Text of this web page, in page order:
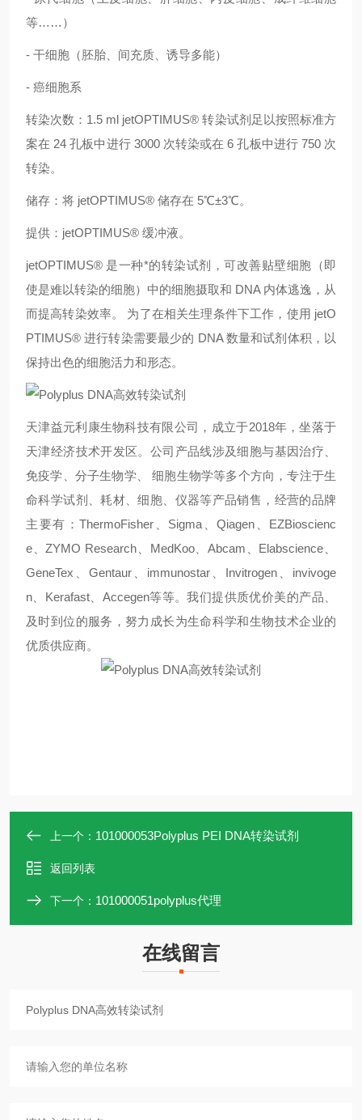
等……）
- 干细胞（胚胎、间充质、诱导多能）
- 癌细胞系
转染次数：1.5 ml jetOPTIMUS® 转染试剂足以按照标准方
案在 24 孔板中进行 3000 次转染或在 6 孔板中进行 750 次
转染。
储存：将 jetOPTIMUS® 储存在 5℃±3℃。
提供：jetOPTIMUS® 缓冲液。
jetOPTIMUS® 是一种*的转染试剂，可改善贴壁细胞（即
使是难以转染的细胞）中的细胞摄取和 DNA 内体逃逸，从
而提高转染效率。 为了在相关生理条件下工作，使用 jetO
PTIMUS® 进行转染需要最少的 DNA 数量和试剂体积，以
保持出色的细胞活力和形态。
天津益元利康生物科技有限公司， 成立于2018年，坐落于
天津经济技术开发区。公司产品线涉及细胞与基因治疗、
免疫学、分子生物学、 细胞生物学等多个方向，专注于生
命科学试剂、耗材、细胞、仪器等产品销售，经营的品牌
主要有： ThermoFisher Sigma Qiagen
EZBioscienc
e 、ZYMO Research MedKoo、 Abcam Elabscience
GeneTex
Gentaur immunostar Invitrogen
invivoge
n
Kerafast、 Accegen等等。我们提供质优价美的产品、
及时到位的服务，努力成长为生命科学和生物技术企业的
优质供应商。
上一个： 101000053Polyplus PEI DNA转染试剂
返回列表
下一个： 101000051polyplus代理
在线留言